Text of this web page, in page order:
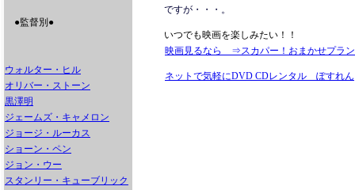
●監督別●
ウォルター・ヒル
オリバー・ストーン
黒澤明
ジェームズ・キャメロン
ジョージ・ルーカス
ショーン・ペン
ジョン・ウー
スタンリー・キューブリック
ですが・・・。
いつでも映画を楽しみたい！！
映画見るなら ⇒スカパー！おまかせプラン
ネットで気軽にDVD CDレンタル ぽすれん